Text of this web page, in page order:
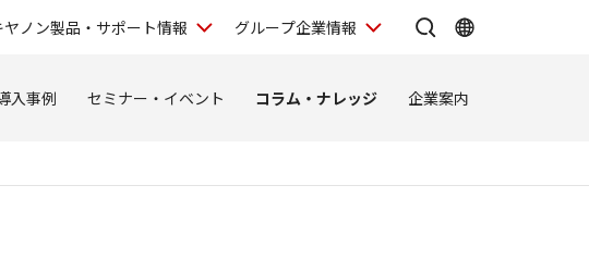
ヤノン製品・サポート情報 グループ企業情報
入事例 セミナー・イベント コラム・ナレッジ 企業案内